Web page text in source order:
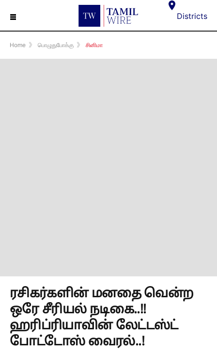
☰ Districts
Home 》 பொழுதுபோக்கு 》 சினிமா
ரசிகர்களின் மனதை வென்ற
ஒரே சீரியல் நடிகை..!!
ஹரிப்ரியாவின் லேட்டஸ்ட்
போட்டோஸ் வைரல்..!